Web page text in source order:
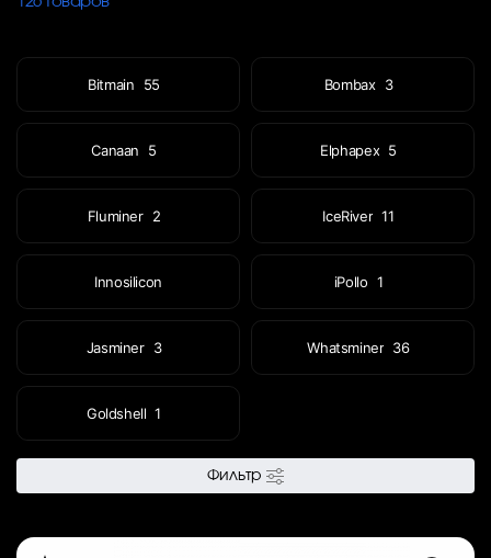
Bitmain 55 Bombax 3
Canaan 5 Elphapex 5
Fluminer 2 IceRiver 11
Innosilicon iPollo 1
Jasminer 3 Whatsminer 36
Goldshell 1
Фильтр